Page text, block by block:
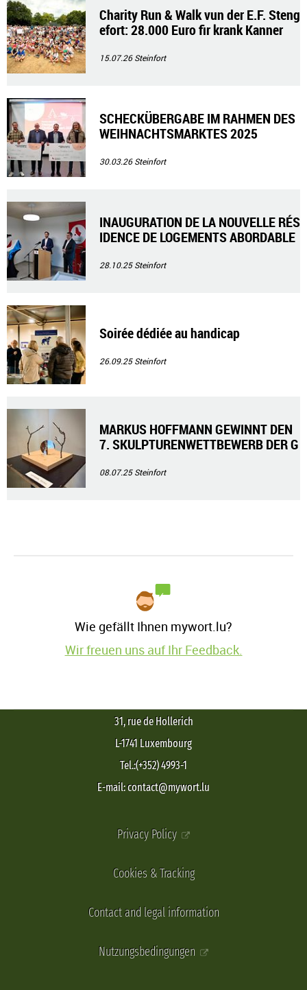
Charity Run & Walk vun der E.F. Steng
efort: 28.000 Euro fir krank Kanner
15.07.26Steinfort
SCHECKÜBERGABE IM RAHMEN DES
WEIHNACHTSMARKTES 2025
30.03.26Steinfort
INAUGURATION DE LA NOUVELLE RÉS
IDENCE DE LOGEMENTS ABORDABLE
28.10.25Steinfort
Soirée dédiée au handicap
26.09.25Steinfort
MARKUS HOFFMANN GEWINNT DEN
7. SKULPTURENWETTBEWERB DER G
08.07.25Steinfort
Wie gefällt Ihnen mywort.lu?
Wir freuen uns auf Ihr Feedback.
31, rue de Hollerich
L-1741 Luxembourg
Tel.:(+352) 4993-1
E-mail: contact@mywort.lu
Privacy Policy
Cookies & Tracking
Contact and legal information
Nutzungsbedingungen